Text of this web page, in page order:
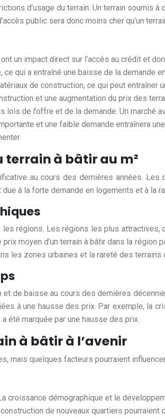
d’usage du terrain. Un terrain soumis
public sera donc moins cher qu’un
un impact direct sur l’accès au crédit et
ce qui a entraîné une baisse de la
de construction, ce qui peut
et une augmentation du prix des
lois de l’offre et de la demande. Un marché
et une faible demande entraînera
terrain à bâtir au m²
au cours des dernières années.
à la forte demande en logements et à
régions. Les régions les plus attractives,
moyen d’un terrain à bâtir dans la
les zones urbaines et la rareté des terrains
et de baisse au cours des dernières
à une hausse des prix. Par exemple, la
été marquée par une hausse des prix.
à bâtir à l’avenir
mais quelques facteurs pourraient
croissance démographique et le
de nouveaux quartiers pourraient